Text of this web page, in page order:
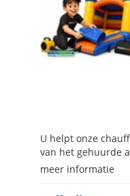
U helpt onze
van het gehuurde
meer informatie